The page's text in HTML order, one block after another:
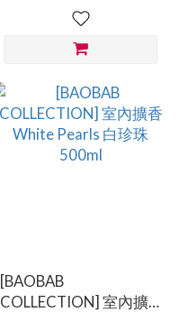
[BAOBAB
COLLECTION] 室內擴